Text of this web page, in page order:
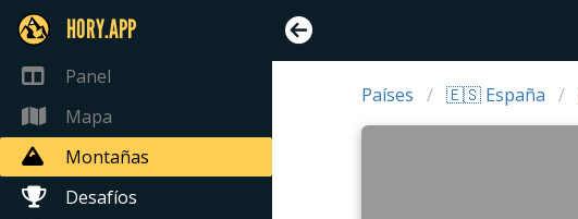
HORY.APP
Panel
Mapa
Montañas
Desafíos
Países 🇪🇸 España